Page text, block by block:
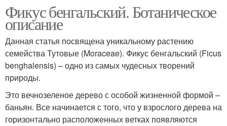
Фикус бенгальский. Ботаническое
описание
Данная статья посвящена уникальному растению
семейства Тутовые (Moraceae). Фикус бенгальский (Ficus
benghalensis) – одно из самых чудесных творений
природы.
Это вечнозеленое дерево с особой жизненной формой –
баньян. Все начинается с того, что у взрослого дерева на
горизонтально расположенных ветках появляются